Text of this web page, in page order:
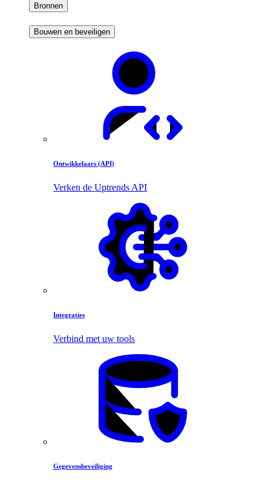
Bronnen
Bouwen en beveiligen
Ontwikkelaars (API)
Verken de Uptrends API
Integraties
Verbind met uw tools
Gegevensbeveiliging